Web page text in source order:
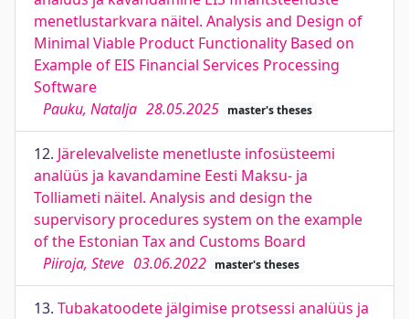
menetlustarkvara näitel. Analysis and Design of
Minimal Viable Product Functionality Based on
Example of EIS Financial Services Processing
Software
Pauku, Natalja 28.05.2025 master's theses
12. Järelevalveliste menetluste infosüsteemi
analüüs ja kavandamine Eesti Maksu- ja
Tolliameti näitel. Analysis and design the
supervisory procedures system on the example
of the Estonian Tax and Customs Board
Piiroja, Steve 03.06.2022 master's theses
13. Tubakatoodete jälgimise protsessi analüüs ja